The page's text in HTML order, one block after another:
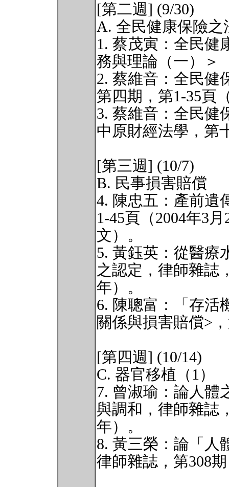
[第二週] (9/30)
A. 全民健康保險之
1. 蔡茂寅：全民健
務與理論（一）＞
2. 蔡維音：全民健
第四期，第1-35頁
3. 蔡維音：全民健
中原財經法學，第
[第三週] (10/7)
B. 民事損害賠償
4. 陳忠五：產前遺
1-45頁（2004年3
文）。
5. 黃鈺英：從醫療
之認定，律師雜誌
年）。
6. 陳聰富：「存活
關係與損害賠償>
[第四週] (10/14)
C. 器官移植（1）
7. 曾淑瑜：論人體
與調和，律師雜誌
年）。
8. 黃三榮：論「人
律師雜誌，第308